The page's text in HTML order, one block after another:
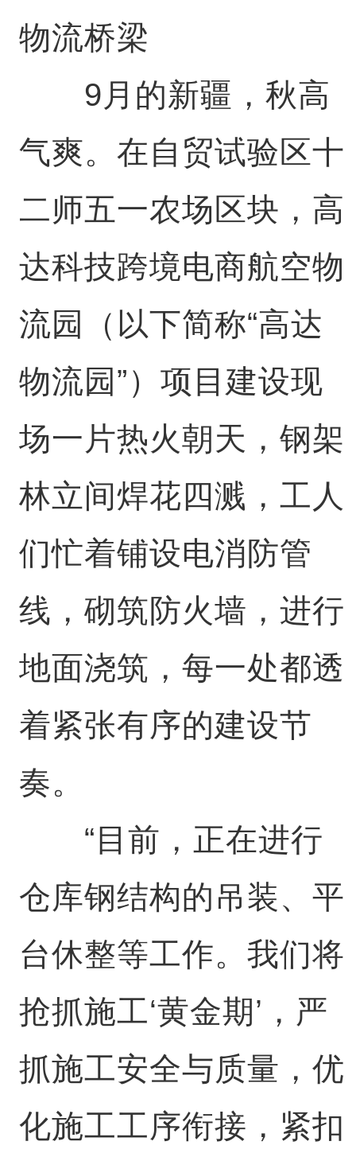
物流桥梁
9月的新疆，秋高
气爽。在自贸试验区十
二师五一农场区块，高
达科技跨境电商航空物
流园（以下简称“高达
物流园”）项目建设现
场一片热火朝天，钢架
林立间焊花四溅，工人
们忙着铺设电消防管
线，砌筑防火墙，进行
地面浇筑，每一处都透
着紧张有序的建设节
奏。
“目前，正在进行
仓库钢结构的吊装、平
台休整等工作。我们将
抢抓施工‘黄金期’，严
抓施工安全与质量，优
化施工工序衔接，紧扣